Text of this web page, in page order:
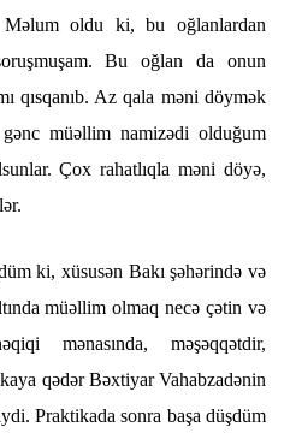
Məlum oldu ki, bu oğlanlardan
Bu oğlan da onun
qısqanıb. Az qala məni döymək
müəllim namizədi olduğum
Çox rahatlıqla məni döyə,
ki, xüsusən Bakı şəhərində və
müəllim olmaq necə çətin və
mənasında, məşəqqətdir,
qədər Bəxtiyar Vahabzadənin
Praktikada sonra başa düşdüm